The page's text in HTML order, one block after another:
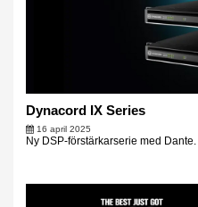
Dynacord IX Series
16 april 2025
Ny DSP-förstärkarserie med Dante.